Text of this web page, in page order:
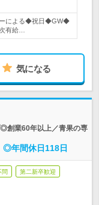
による◆祝日◆GW◆
有給…
気になる
創業60年以上／青果の専
◎年間休日118日
問 第二新卒歓迎